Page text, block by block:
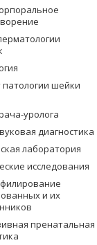
шейки
уролога
диагностика
лаборатория
исследования
и их
пренатальная